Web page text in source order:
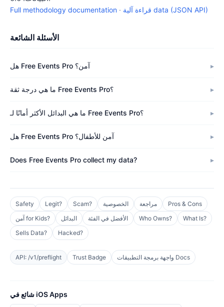
Full methodology documentation · قراءة آلية data (JSON API)
الأسئلة الشائعة
هل Free Events Pro آمن؟
ما هي درجة ثقة Free Events Pro؟
ما هي البدائل الأكثر أمانًا لـ Free Events Pro؟
هل Free Events Pro آمن للأطفال؟
Does Free Events Pro collect my data?
Safety Legit? Scam? الخصوصية مراجعة
Pros & Cons
آمن for Kids?
البدائل الأفضل في الفئة Who Owns?
What Is?
Sells Data?
Hacked?
API: /v1/preflight Trust Badge واجهة برمجة التطبيقات Docs
شائع في iOS Apps